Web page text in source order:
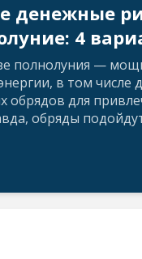
денежные
4
полнолуния —
в том числе
обрядов для
обряды